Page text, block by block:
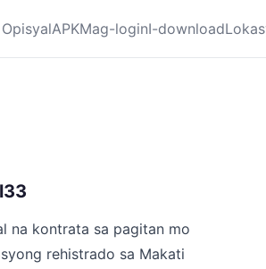
OpisyalAPKMag-loginI-download
na kontrata sa pagitan mo
rehistrado sa Makati